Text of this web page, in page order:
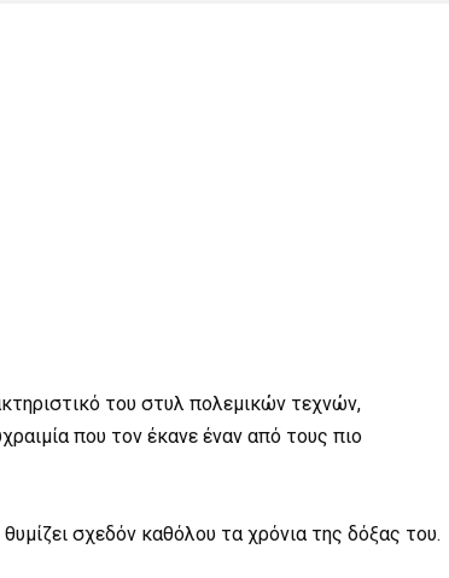
του στυλ πολεμικών τεχνών,
που τον έκανε έναν από τους πιο
σχεδόν καθόλου τα χρόνια της δόξας του.